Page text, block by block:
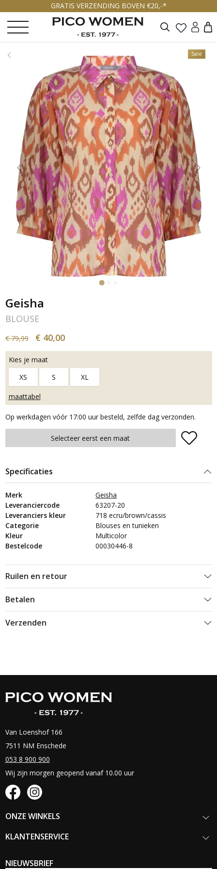
GRATIS VERZENDING BOVEN €20,-*
Zoeken
Sale
Geisha
BLOUSE
€ 79,99 € 40,00
Kies je maat
XS
S XL
maattabel
Op werkdagen vóór 17:00 uur besteld, zelfde dag verzonden.
Plaats in winkelmand
Selecteer eerst een maat
Specificaties
Merk
Geisha
Leveranciercode
63207-20
Leveranciers kleur
718 ecru/brown/cassis
Categorie
Blouses en tunieken
Kleur
Multicolor
Bestelcode
00030446-8
Ruilen en retour
Betalen
Verzenden
Van Loenshof 166
7511 NM Enschede
053 8 900 900
Wij zijn morgen geopend vanaf 10.00 uur
ONZE WINKELS
KLANTENSERVICE
NIEUWSBRIEF